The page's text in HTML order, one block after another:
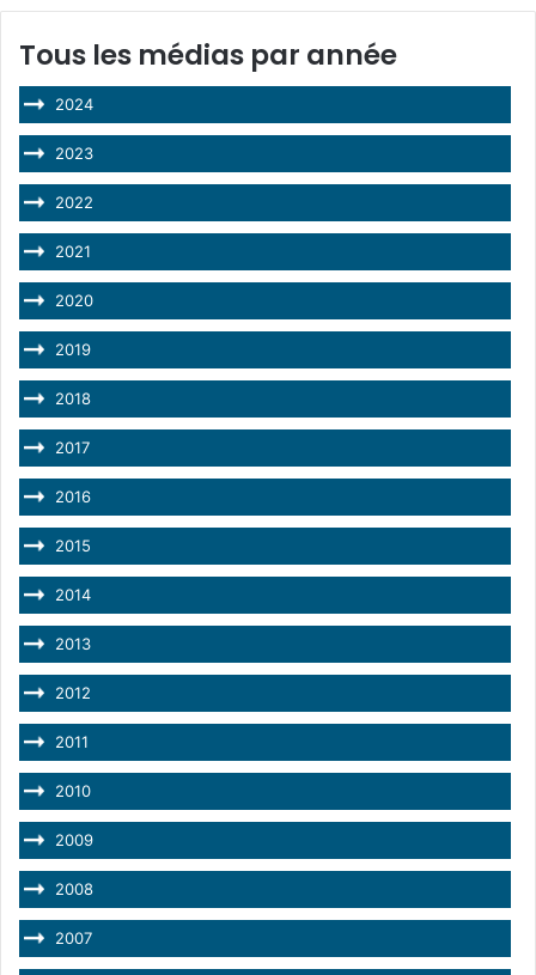
Tous les médias par année
2024
2023
2022
2021
2020
2019
2018
2017
2016
2015
2014
2013
2012
2011
2010
2009
2008
2007